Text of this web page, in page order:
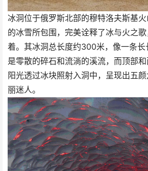
冰洞位于俄罗斯北部的穆特洛夫斯基
的冰雪所包围，完美诠释了冰与火之
着。其冰洞总长度约300米，像一条长
是零散的碎石和流淌的溪流，而顶部和
阳光透过冰块照射入洞中，呈现出五
丽迷人。